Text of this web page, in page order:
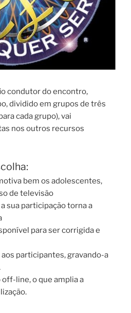
condutor do encontro,
dividido em grupos de três
cada grupo), vai
nos outros recursos
bem os adolescentes,
de televisão
sua participação torna a
para ser corrigida e
aos participantes, gravando-a
off-line, o que amplia a